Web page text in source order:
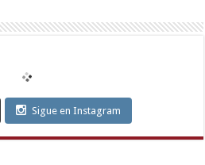
Sigue en Instagram